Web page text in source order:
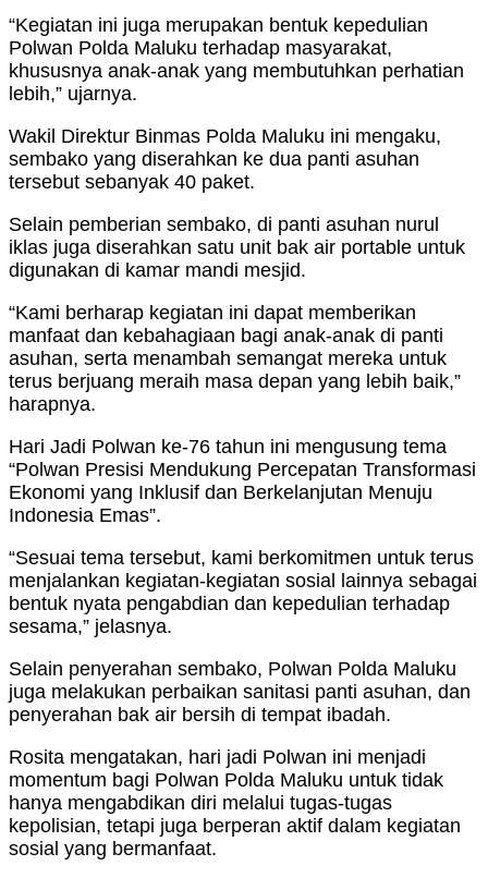
“Kegiatan ini juga merupakan bentuk kepedulian
Polwan Polda Maluku terhadap masyarakat,
khususnya anak-anak yang membutuhkan perhatian
lebih,” ujarnya.
Wakil Direktur Binmas Polda Maluku ini mengaku,
sembako yang diserahkan ke dua panti asuhan
tersebut sebanyak 40 paket.
Selain pemberian sembako, di panti asuhan nurul
iklas juga diserahkan satu unit bak air portable untuk
digunakan di kamar mandi mesjid.
“Kami berharap kegiatan ini dapat memberikan
manfaat dan kebahagiaan bagi anak-anak di panti
asuhan, serta menambah semangat mereka untuk
terus berjuang meraih masa depan yang lebih baik,”
harapnya.
Hari Jadi Polwan ke-76 tahun ini mengusung tema
“Polwan Presisi Mendukung Percepatan Transformasi
Ekonomi yang Inklusif dan Berkelanjutan Menuju
Indonesia Emas”.
“Sesuai tema tersebut, kami berkomitmen untuk terus
menjalankan kegiatan-kegiatan sosial lainnya sebagai
bentuk nyata pengabdian dan kepedulian terhadap
sesama,” jelasnya.
Selain penyerahan sembako, Polwan Polda Maluku
juga melakukan perbaikan sanitasi panti asuhan, dan
penyerahan bak air bersih di tempat ibadah.
Rosita mengatakan, hari jadi Polwan ini menjadi
momentum bagi Polwan Polda Maluku untuk tidak
hanya mengabdikan diri melalui tugas-tugas
kepolisian, tetapi juga berperan aktif dalam kegiatan
sosial yang bermanfaat.